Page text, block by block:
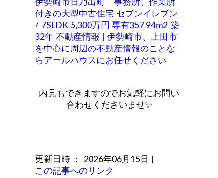
伊勢崎市日乃出町 事務所、作業所
付きの大型中古住宅 セブンイレブン
/ 7SLDK 5,300万円 専有357.94m2 築
32年 不動産情報 | 伊勢崎市、上田市
を中心に周辺の不動産情報のことな
らアールハウスにお任せください
内見もできますのでお気軽にお問い
合わせくださいませ✨
更新日時 ： 2026年06月15日
この記事へのリンク